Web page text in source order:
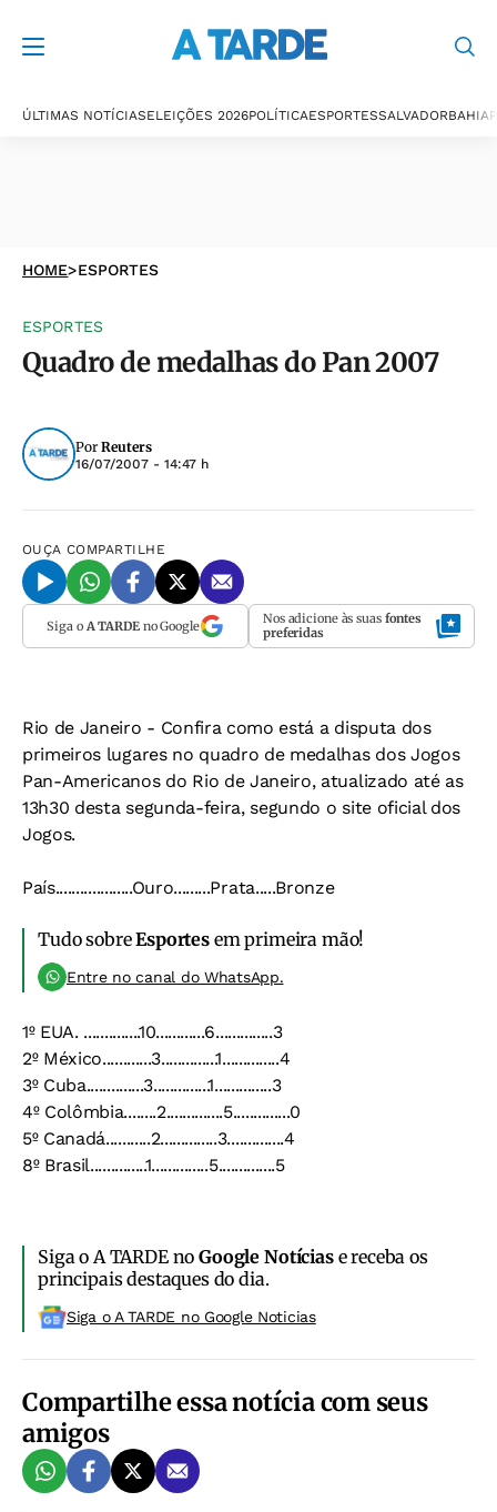
ÚLTIMAS NOTÍCIASELEIÇÕES 2026POLÍTICAESPORTESSALVADORBAHIA
HOME>ESPORTES
ESPORTES
Quadro de medalhas do Pan 2007
Por Reuters
16/07/2007 - 14:47 h
OUÇA COMPARTILHE
Siga o A TARDEno Google Nos adicione às suas fontes
preferidas
Rio de Janeiro - Confira como está a disputa dos
primeiros lugares no quadro de medalhas dos Jogos
Pan-Americanos do Rio de Janeiro, atualizado até as
13h30 desta segunda-feira, segundo o site oficial dos
Jogos.
País...................Ouro.........Prata.....Bronze
Tudo sobreEsportesem primeira mão!
Entre no canal do WhatsApp.
1º EUA. ..............10............6..............3
2º México............3..............1..............4
3º Cuba..............3..............1..............3
4º Colômbia........2..............5..............0
5º Canadá...........2..............3..............4
8º Brasil..............1..............5..............5
Siga o A TARDE noGoogle Notíciase receba os
principais destaques do dia.
Siga o A TARDE no Google Noticias
Compartilhe essa notícia com seus
amigos